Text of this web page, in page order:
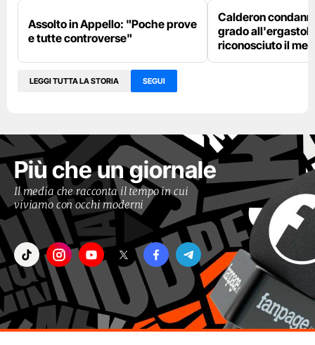
Assolto in Appello: "Poche prove
e tutte controverse"
Calderon
grado
riconosciuto il
LEGGI TUTTA LA STORIA SEGUI
Più che un giornale
Il media che racconta il tempo in cui
viviamo con occhi moderni